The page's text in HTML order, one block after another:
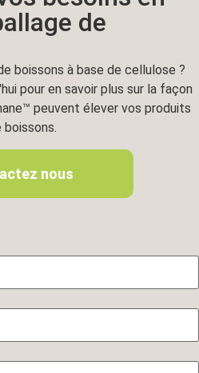
de
boissons à base de cellulose ?
pour en savoir plus sur la façon
peuvent élever vos produits
nous